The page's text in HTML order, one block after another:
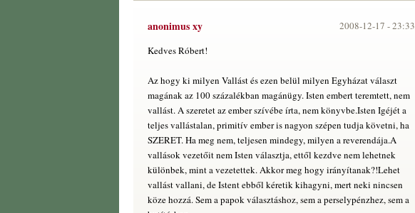
anonimus xy 2008-12-17 -23:33
Kedves Róbert!
Az hogy ki milyen Vallást és ezen belül milyen Egyházat választ
magának az 100 százalékban magánügy. Isten embert teremtett, nem
vallást. A szeretet az ember szívébe írta, nem könyvbe.Isten Igéjét a
teljes vallástalan, primitív ember is nagyon szépen tudja követni, ha
SZERET. Ha meg nem, teljesen mindegy, milyen a reverendája.A
vallások vezetőit nem Isten választja, ettől kezdve nem lehetnek
különbek, mint a vezetettek. Akkor meg hogy irányítanak?!Lehet
vallást vallani, de Istent ebből kéretik kihagyni, mert neki nincsen
köze hozzá. Sem a papok választáshoz, sem a perselypénzhez, sem a